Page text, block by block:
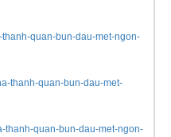
quan-bun-dau-met-ngon-
thanh-quan-bun-dau-met-
thanh-quan-bun-dau-met-ngon-